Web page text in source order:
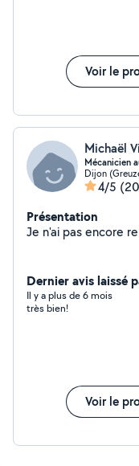
Voir le
Michaël
Mécanicien
Dijon
4/5
Présentation
Dernier avis laissé
Il y a plus de 6 mois
très bien!
Voir le